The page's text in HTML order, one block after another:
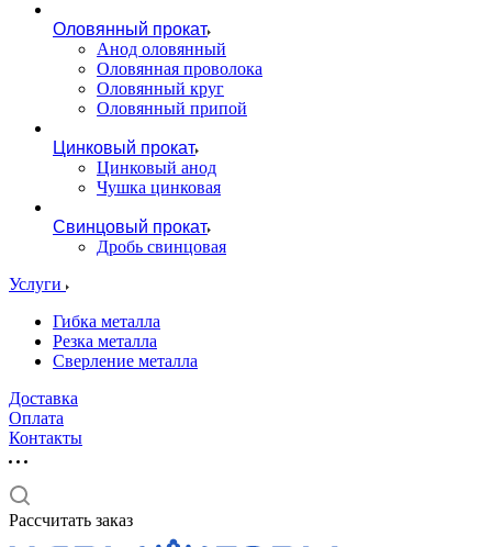
Оловянный прокат
Анод оловянный
Оловянная проволока
Оловянный круг
Оловянный припой
Цинковый прокат
Цинковый анод
Чушка цинковая
Свинцовый прокат
Дробь свинцовая
Услуги
Гибка металла
Резка металла
Сверление металла
Доставка
Оплата
Контакты
Рассчитать заказ